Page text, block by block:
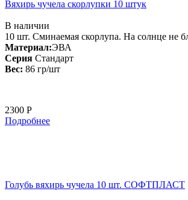
Вяхирь чучела скорлупки 10 штук
В наличии
10 шт. Сминаемая скорлупа. На солнце не
Материал:ЭВА
Серия Стандарт
Вес: 86 гр/шт
2300 Р
Подробнее
Голубь вяхирь чучела 10 шт. СОФТПЛАСТ